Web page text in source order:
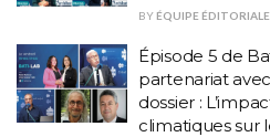
BY ÉQUIPE ÉDITORIALE
Épisode 5 de
partenariat
dossier :
climatiques sur